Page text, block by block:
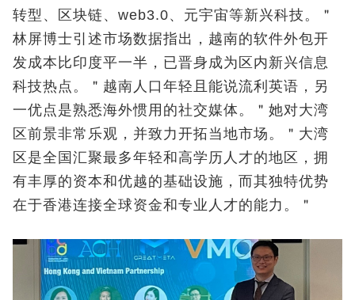
转型、区块链、web3.0、元宇宙等新兴科技。＂
林屏博士引述市场数据指出，越南的软件外包开
发成本比印度平一半，已晋身成为区内新兴信息
科技热点。＂越南人口年轻且能说流利英语，另
一优点是熟悉海外惯用的社交媒体。＂她对大湾
区前景非常乐观，并致力开拓当地市场。＂大湾
区是全国汇聚最多年轻和高学历人才的地区，拥
有丰厚的资本和优越的基础设施，而其独特优势
在于香港连接全球资金和专业人才的能力。＂